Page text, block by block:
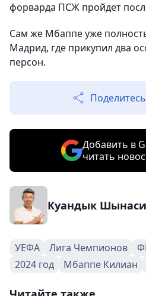
форварда ПСЖ пройдет
Сам же Мбаппе уже
Мадрид, где прикупил два
персон.
Добавить в
читать
Куандык
УЕФА Лига Чемпионов
2024 год
Мбаппе Килиан